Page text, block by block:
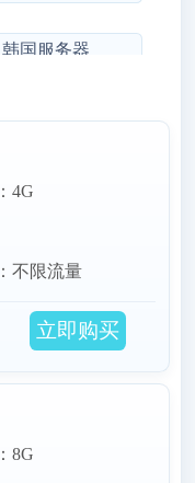
韩国服务器
酋迪拜服务器
4G
不限流量
立即购买
8G